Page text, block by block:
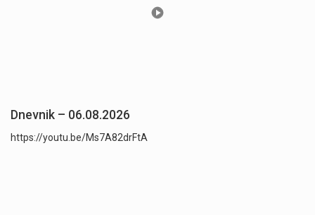
Dnevnik – 06.08.2026
https://youtu.be/Ms7A82drFtA